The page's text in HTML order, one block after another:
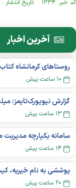
کد خبر: ۱۳۳۴ تاریخ انتشار : ۱۴۰۳/۰۴/۲۴
آخرین اخبار
روستاهای کرمانشاه
۱۰ ساعت پیش
۱۳ ساعت پیش
سامانه یکپارچه مدیریت
۱۴ ساعت پیش
پوششی به نام خیریه،
۲۰ ساعت پیش